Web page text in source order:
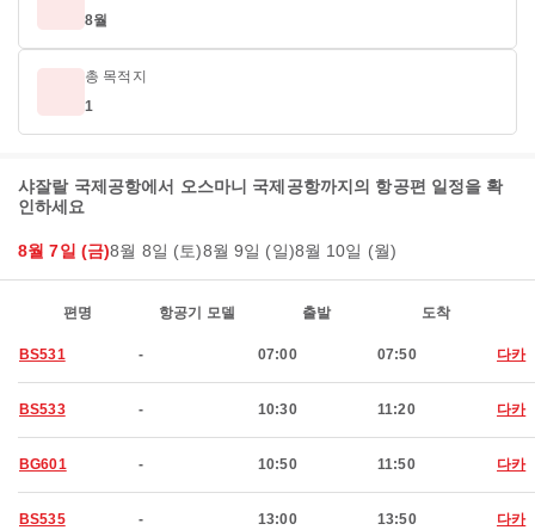
8월
총 목적지
1
샤잘랄 국제공항에서 오스마니 국제공항까지의 항공편 일정을 확
인하세요
8월 7일 (금)8월 8일 (토)8월 9일 (일)8월 10일 (월)
편명 항공기 모델 출발 도착
BS531 - 07:00 07:50 다카
BS533 - 10:30 11:20 다카
BG601 - 10:50 11:50 다카
BS535 - 13:00 13:50 다카